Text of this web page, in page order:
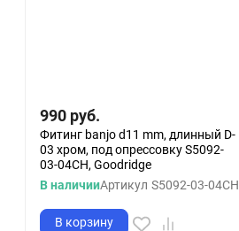
990 руб.
Фитинг banjo d11 mm, длинный D-
03 хром, под опрессовку S5092-
03-04CH, Goodridge
В наличииАртикул S5092-03-04CH
В корзину